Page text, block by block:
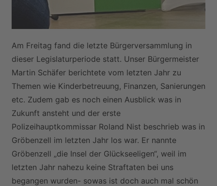
Am Freitag fand die letzte Bürgerversammlung in
dieser Legislaturperiode statt. Unser Bürgermeister
Martin Schäfer berichtete vom letzten Jahr zu
Themen wie Kinderbetreuung, Finanzen, Sanierungen
etc. Zudem gab es noch einen Ausblick was in
Zukunft ansteht und der erste
Polizeihauptkommissar Roland Nist beschrieb was in
Gröbenzell im letzten Jahr los war. Er nannte
Gröbenzell „die Insel der Glückseeligen“, weil im
letzten Jahr nahezu keine Straftaten bei uns
begangen wurden- sowas ist doch auch mal schön